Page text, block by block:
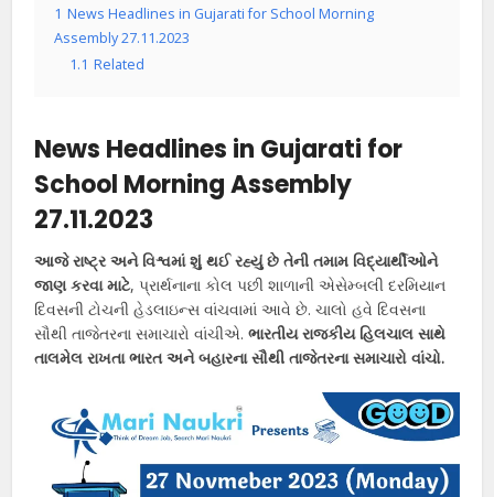
1 News Headlines in Gujarati for School Morning
Assembly 27.11.2023
1.1 Related
News Headlines in Gujarati for
School Morning Assembly
27.11.2023
આજે રાષ્ટ્ર અને વિશ્વમાં શું થઈ રહ્યું છે તેની તમામ વિદ્યાર્થીઓને
જાણ કરવા માટે, પ્રાર્થનાના કોલ પછી શાળાની એસેમ્બલી દરમિયાન
દિવસની ટોચની હેડલાઇન્સ વાંચવામાં આવે છે. ચાલો હવે દિવસના
સૌથી તાજેતરના સમાચારો વાંચીએ.ભારતીય રાજકીય હિલચાલ સાથે
તાલમેલ રાખતા ભારત અને બહારના સૌથી તાજેતરના સમાચારો વાંચો.